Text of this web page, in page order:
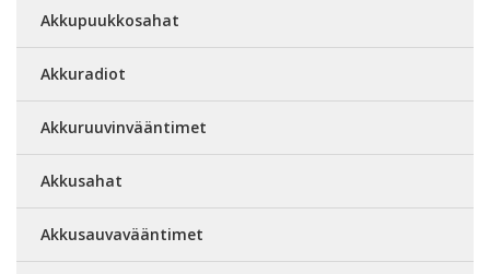
Akkupuukkosahat
Akkuradiot
Akkuruuvinvääntimet
Akkusahat
Akkusauvavääntimet